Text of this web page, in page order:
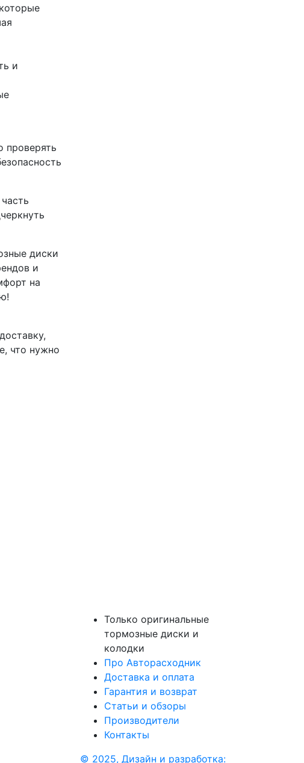
и
проверять
диски
и
на
что нужно
Только оригинальные
тормозные диски и
колодки
Про Авторасходник
Доставка и оплата
Гарантия и возврат
Статьи и обзоры
Производители
Контакты
© 2025, Дизайн и разработка: